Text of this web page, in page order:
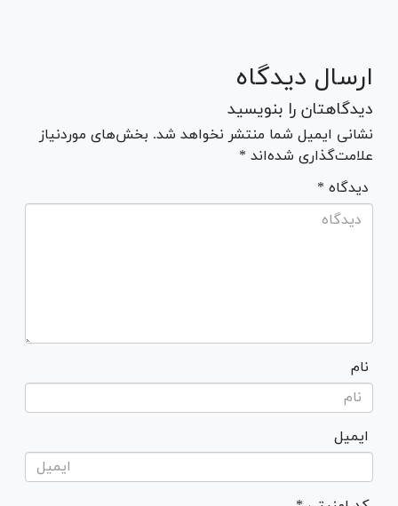
ارسال دیدگاه
دیدگاهتان را بنویسید
نشانی ایمیل شما منتشر نخواهد شد. بخش‌های موردنیاز
علامت‌گذاری شده‌اند *
* دیدگاه
نام
ایمیل